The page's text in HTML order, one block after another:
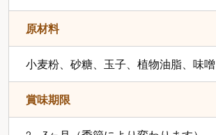
原材料
小麦粉、砂糖、玉子、植物油脂、味噌
賞味期限